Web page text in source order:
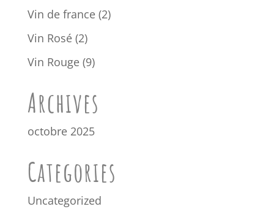
produits
Vin de france 22
Vin Rosé 22
produits
Vin Rouge 99
Archives
octobre 2025
Categories
Uncategorized